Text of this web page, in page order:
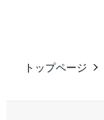
トップページ